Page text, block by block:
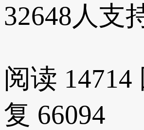
32648人支
阅读 14714
复 66094